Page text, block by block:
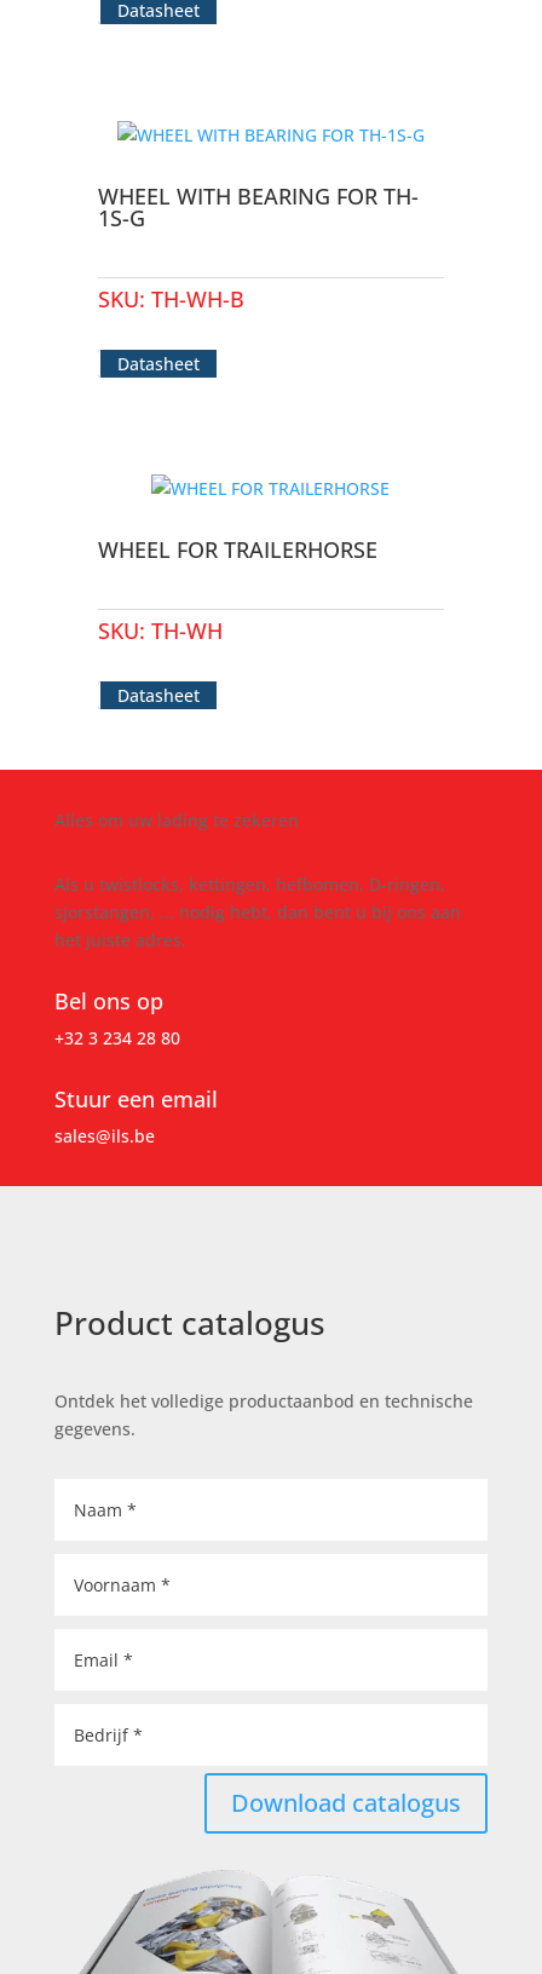
Datasheet
WHEEL WITH BEARING FOR TH-
1S-G
SKU: TH-WH-B
Datasheet
WHEEL FOR TRAILERHORSE
SKU: TH-WH
Datasheet
Alles om uw lading te zekeren
Als u twistlocks, kettingen, hefbomen, D-ringen,
sjorstangen, ... nodig hebt, dan bent u bij ons aan
het juiste adres.
Bel ons op
+32 3 234 28 80
Stuur een email
sales@ils.be
Product catalogus
Ontdek het volledige productaanbod en technische
gegevens.
Download catalogus